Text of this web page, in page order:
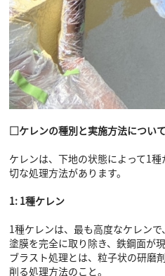
□ケレンの種別と実施方法について
ケレンは、下地の状態によって1
切な処理方法があります。
1: 1種ケレン
1種ケレンは、最も高度なケレン
塗膜を完全に取り除き、鉄鋼面が
ブラスト処理とは、粒子状の研磨
削る処理方法のこと。